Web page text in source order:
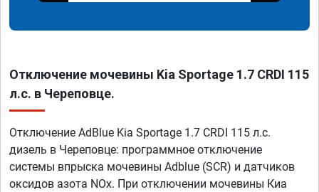
Отключение мочевины Kia Sportage 1.7 CRDI 115
л.с. в Череповце.
Отключение AdBlue Kia Sportage 1.7 CRDI 115 л.с.
дизель в Череповце: программное отключение
системы впрыска мочевины Adblue (SCR) и датчиков
оксидов азота NOx. При отключении мочевины Киа